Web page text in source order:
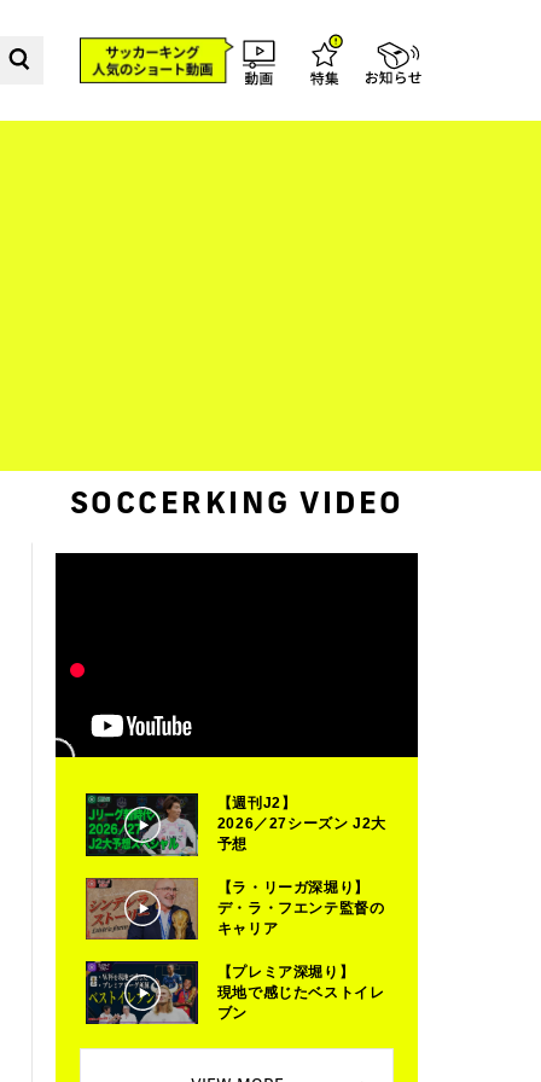
SOCCERKING VIDEO
【週刊J2】
2026／27シーズン J2大
予想
【ラ・リーガ深堀り】
デ・ラ・フエンテ監督の
キャリア
【プレミア深堀り】
現地で感じたベストイレ
ブン